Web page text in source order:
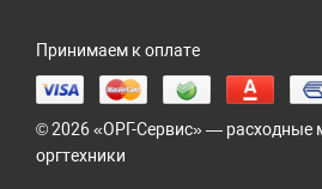
Принимаем к оплате
© 2026 «ОРГ-Сервис» — расходные
оргтехники